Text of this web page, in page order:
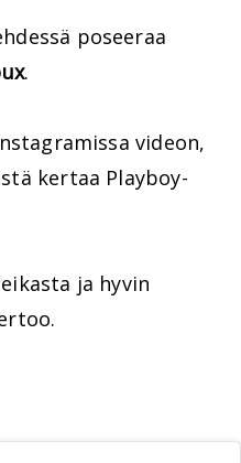
poseeraa
.
videon,
kertaa Playboy-
ja hyvin